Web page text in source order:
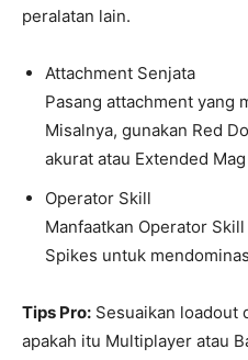
peralatan lain.
Attachment Senjata
Pasang attachment yang
Misalnya, gunakan Red
akurat atau Extended
Operator Skill
Manfaatkan Operator
Spikes untuk
Tips Pro: Sesuaikan loadout
apakah itu Multiplayer atau